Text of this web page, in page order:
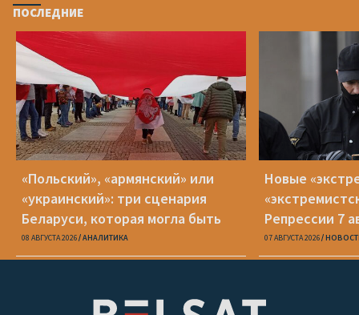
ПОСЛЕДНИЕ
«Польский», «армянский» или
«украинский»: три сценария
Беларуси, которая могла быть
08 АВГУСТА 2026 АНАЛИТИКА
Новые
Репрессии 7
07 АВГУСТА 2026